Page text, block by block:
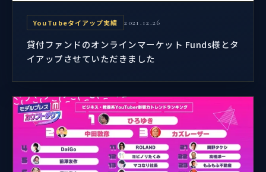
YouTubeタイアップ実績 2021.12.26
貸付ファンドのオンラインマーケット Funds様とタ
イアップさせていただきました